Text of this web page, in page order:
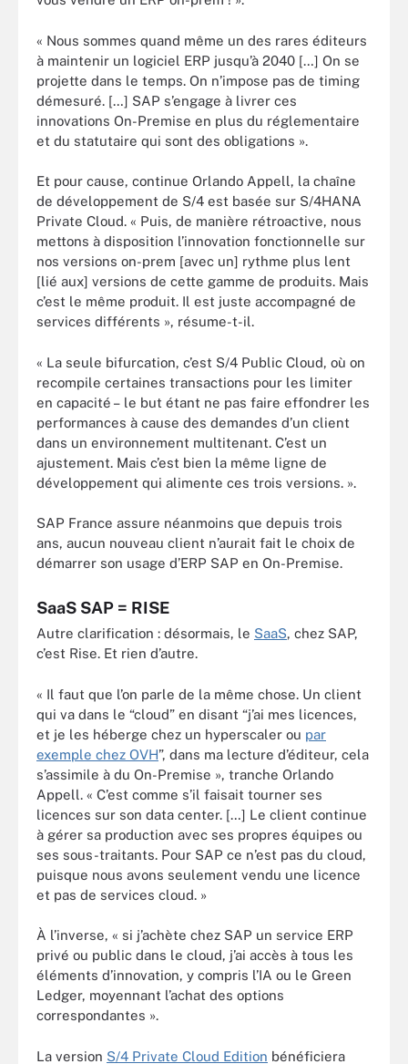
« Nous sommes quand même un des rares éditeurs
à maintenir un logiciel ERP jusqu’à 2040 […] On se
projette dans le temps. On n’impose pas de timing
démesuré. […] SAP s’engage à livrer ces
innovations On-Premise en plus du réglementaire
et du statutaire qui sont des obligations ».
Et pour cause, continue Orlando Appell, la chaîne
de développement de S/4 est basée sur S/4HANA
Private Cloud. « Puis, de manière rétroactive, nous
mettons à disposition l’innovation fonctionnelle sur
nos versions on-prem [avec un] rythme plus lent
[lié aux] versions de cette gamme de produits. Mais
c’est le même produit. Il est juste accompagné de
services différents », résume-t-il.
« La seule bifurcation, c’est S/4 Public Cloud, où on
recompile certaines transactions pour les limiter
en capacité – le but étant ne pas faire effondrer les
performances à cause des demandes d’un client
dans un environnement multitenant. C’est un
ajustement. Mais c’est bien la même ligne de
développement qui alimente ces trois versions. ».
SAP France assure néanmoins que depuis trois
ans, aucun nouveau client n’aurait fait le choix de
démarrer son usage d’ERP SAP en On-Premise.
SaaS SAP = RISE
Autre clarification : désormais, le SaaS, chez SAP,
c’est Rise. Et rien d’autre.
« Il faut que l’on parle de la même chose. Un client
qui va dans le “cloud” en disant “j’ai mes licences,
et je les héberge chez un hyperscaler ou par
exemple chez OVH”, dans ma lecture d’éditeur, cela
s’assimile à du On-Premise », tranche Orlando
Appell. « C’est comme s’il faisait tourner ses
licences sur son data center. […] Le client continue
à gérer sa production avec ses propres équipes ou
ses sous-traitants. Pour SAP ce n’est pas du cloud,
puisque nous avons seulement vendu une licence
et pas de services cloud. »
À l’inverse, « si j’achète chez SAP un service ERP
privé ou public dans le cloud, j’ai accès à tous les
éléments d’innovation, y compris l’IA ou le Green
Ledger, moyennant l’achat des options
correspondantes ».
La version S/4 Private Cloud Edition bénéficiera